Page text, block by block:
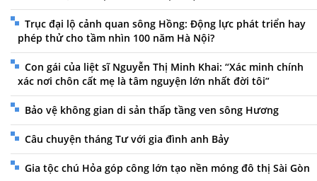
Trục đại lộ cảnh quan sông Hồng: Động lực phát triển hay
phép thử cho tầm nhìn 100 năm Hà Nội?
Con gái của liệt sĩ Nguyễn Thị Minh Khai: “Xác minh chính
xác nơi chôn cất mẹ là tâm nguyện lớn nhất đời tôi”
Bảo vệ không gian di sản thấp tầng ven sông Hương
Câu chuyện tháng Tư với gia đình anh Bảy
Gia tộc chú Hỏa góp công lớn tạo nền móng đô thị Sài Gòn